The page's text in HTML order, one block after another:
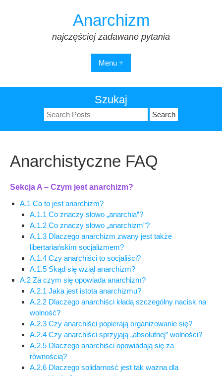
Anarchizm
najczęściej zadawane pytania
Menu +
Szukaj
Search
for:
Anarchistyczne FAQ
Sekcja A – Czym jest anarchizm?
A.1 Co to jest anarchizm?
A.1.1 Co znaczy słowo „anarchia”?
A.1.2 Co znaczy słowo „anarchizm”?
A.1.3 Dlaczego anarchizm zwany jest także
libertariańskim socjalizmem?
A.1.4 Czy anarchiści to socjaliści?
A.1.5 Skąd się wziął anarchizm?
A.2 Za czym się opowiada anarchizm?
A.2.1 Jaka jest istota anarchizmu?
A.2.2 Dlaczego anarchiści kładą szczególny nacisk na
wolność?
A.2.3 Czy anarchiści popierają organizowanie się?
A.2.4 Czy anarchiści sprzyjają „absolutnej” wolności?
A.2.5 Dlaczego anarchiści opowiadają się za
równością?
A.2.6 Dlaczego solidarność jest tak ważna dla